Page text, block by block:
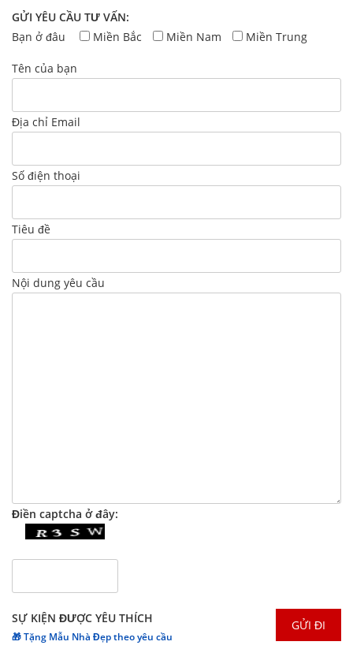
GỬI YÊU CẦU TƯ VẤN:
Bạn ở đâu
Miền Bắc Miền Nam Miền Trung
Tên của bạn
Địa chỉ Email
Số điện thoại
Tiêu đề
Nội dung yêu cầu
Điền captcha ở đây:
SỰ KIỆN ĐƯỢC YÊU THÍCH
🎁 Tặng Mẫu Nhà Đẹp theo yêu cầu